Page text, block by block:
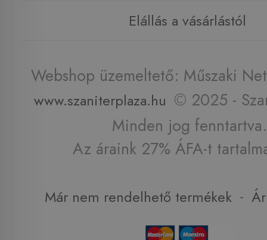
Elállás a vásárlástól
Webshop üzemeltető: Műszaki
www.szaniterplaza.hu © 2025 -
Minden jog fenntartva.
Az áraink 27% ÁFA-t
Már nem rendelhető termékek -